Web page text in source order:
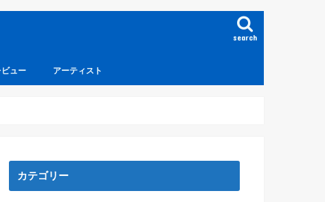
search
ビュー アーティスト
カテゴリー